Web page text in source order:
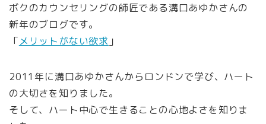
ボクのカウンセリングの師匠である溝口あゆかさんの
新年のブログです。
「メリットがない欲求 」
2011年に溝口あゆかさんからロンドンで学び、ハート
の大切さを知りました。
そして、ハート中心で生きることの心地よさを知りま